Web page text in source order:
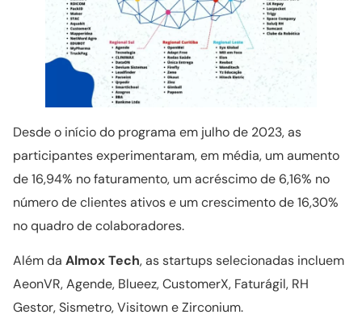
Desde o início do programa em julho de 2023, as
participantes experimentaram, em média, um aumento
de 16,94% no faturamento, um acréscimo de 6,16% no
número de clientes ativos e um crescimento de 16,30%
no quadro de colaboradores.
Além da Almox Tech, as startups selecionadas incluem
AeonVR, Agende, Blueez, CustomerX, Faturágil, RH
Gestor, Sismetro, Visitown e Zirconium.